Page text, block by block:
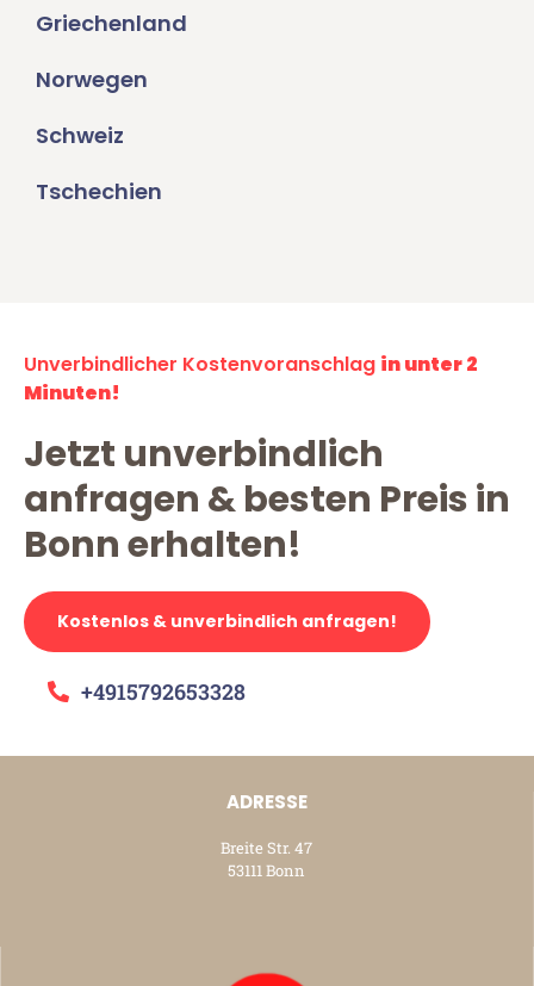
Griechenland
Norwegen
Schweiz
Tschechien
Unverbindlicher Kostenvoranschlag in unter 2
Minuten!
Jetzt unverbindlich
anfragen & besten Preis in
Bonn erhalten!
Kostenlos & unverbindlich anfragen!
+4915792653328
ADRESSE
Breite Str. 47
53111 Bonn